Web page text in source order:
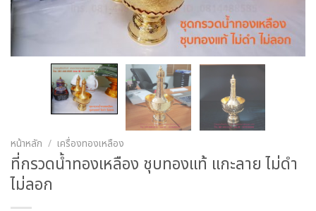
หน้าหลัก / เครื่องทองเหลือง
ที่กรวดน้ำทองเหลือง ชุบทองแท้ แกะลาย ไม่ดำ
ไม่ลอก